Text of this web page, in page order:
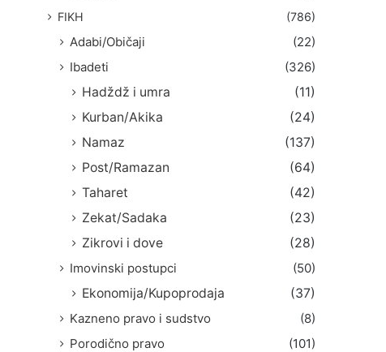
FIKH (786)
Adabi/Običaji
(22)
Ibadeti
(326)
Hadždž i umra
(11)
Kurban/Akika
(24)
Namaz
(137)
Post/Ramazan
(64)
Taharet
(42)
Zekat/Sadaka
(23)
Zikrovi i dove
(28)
Imovinski postupci
(50)
Ekonomija/Kupoprodaja
(37)
Kazneno pravo i sudstvo
(8)
Porodično pravo
(101)